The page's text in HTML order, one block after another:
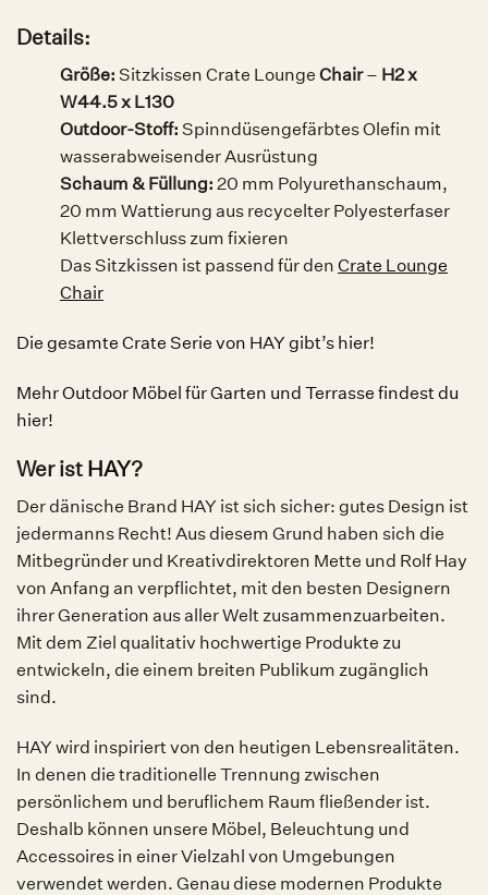
Details:
Größe: Sitzkissen Crate Lounge Chair– H2 x
W44.5 x L130
Outdoor-Stoff: Spinndüsengefärbtes Olefin mit
wasserabweisender Ausrüstung
Schaum & Füllung: 20 mm Polyurethanschaum,
20 mm Wattierung aus recycelter Polyesterfaser
Klettverschluss zum fixieren
Das Sitzkissen ist passend für den Crate Lounge
Chair
Die gesamte Crate Serie von HAY gibt’s hier!
Mehr Outdoor Möbel für Garten und Terrasse findest du
hier!
Wer ist HAY?
Der dänische Brand HAY ist sich sicher: gutes Design ist
jedermanns Recht! Aus diesem Grund haben sich die
Mitbegründer und Kreativdirektoren Mette und Rolf Hay
von Anfang an verpflichtet, mit den besten Designern
ihrer Generation aus aller Welt zusammenzuarbeiten.
Mit dem Ziel qualitativ hochwertige Produkte zu
entwickeln, die einem breiten Publikum zugänglich
sind.
HAY wird inspiriert von den heutigen Lebensrealitäten.
In denen die traditionelle Trennung zwischen
persönlichem und beruflichem Raum fließender ist.
Deshalb können unsere Möbel, Beleuchtung und
Accessoires in einer Vielzahl von Umgebungen
verwendet werden. Genau diese modernen Produkte